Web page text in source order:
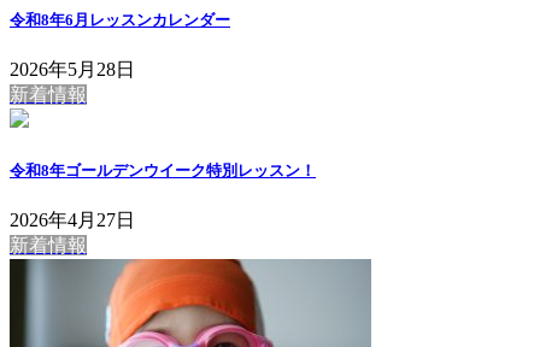
令和8年6月レッスンカレンダー
2026年5月28日
新着情報
令和8年ゴールデンウイーク特別レッスン！
2026年4月27日
新着情報